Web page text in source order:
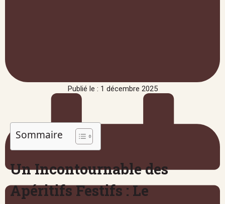
Publié le : 1 décembre 2025
Sommaire
Un Incontournable des
Apéritifs Festifs : Le